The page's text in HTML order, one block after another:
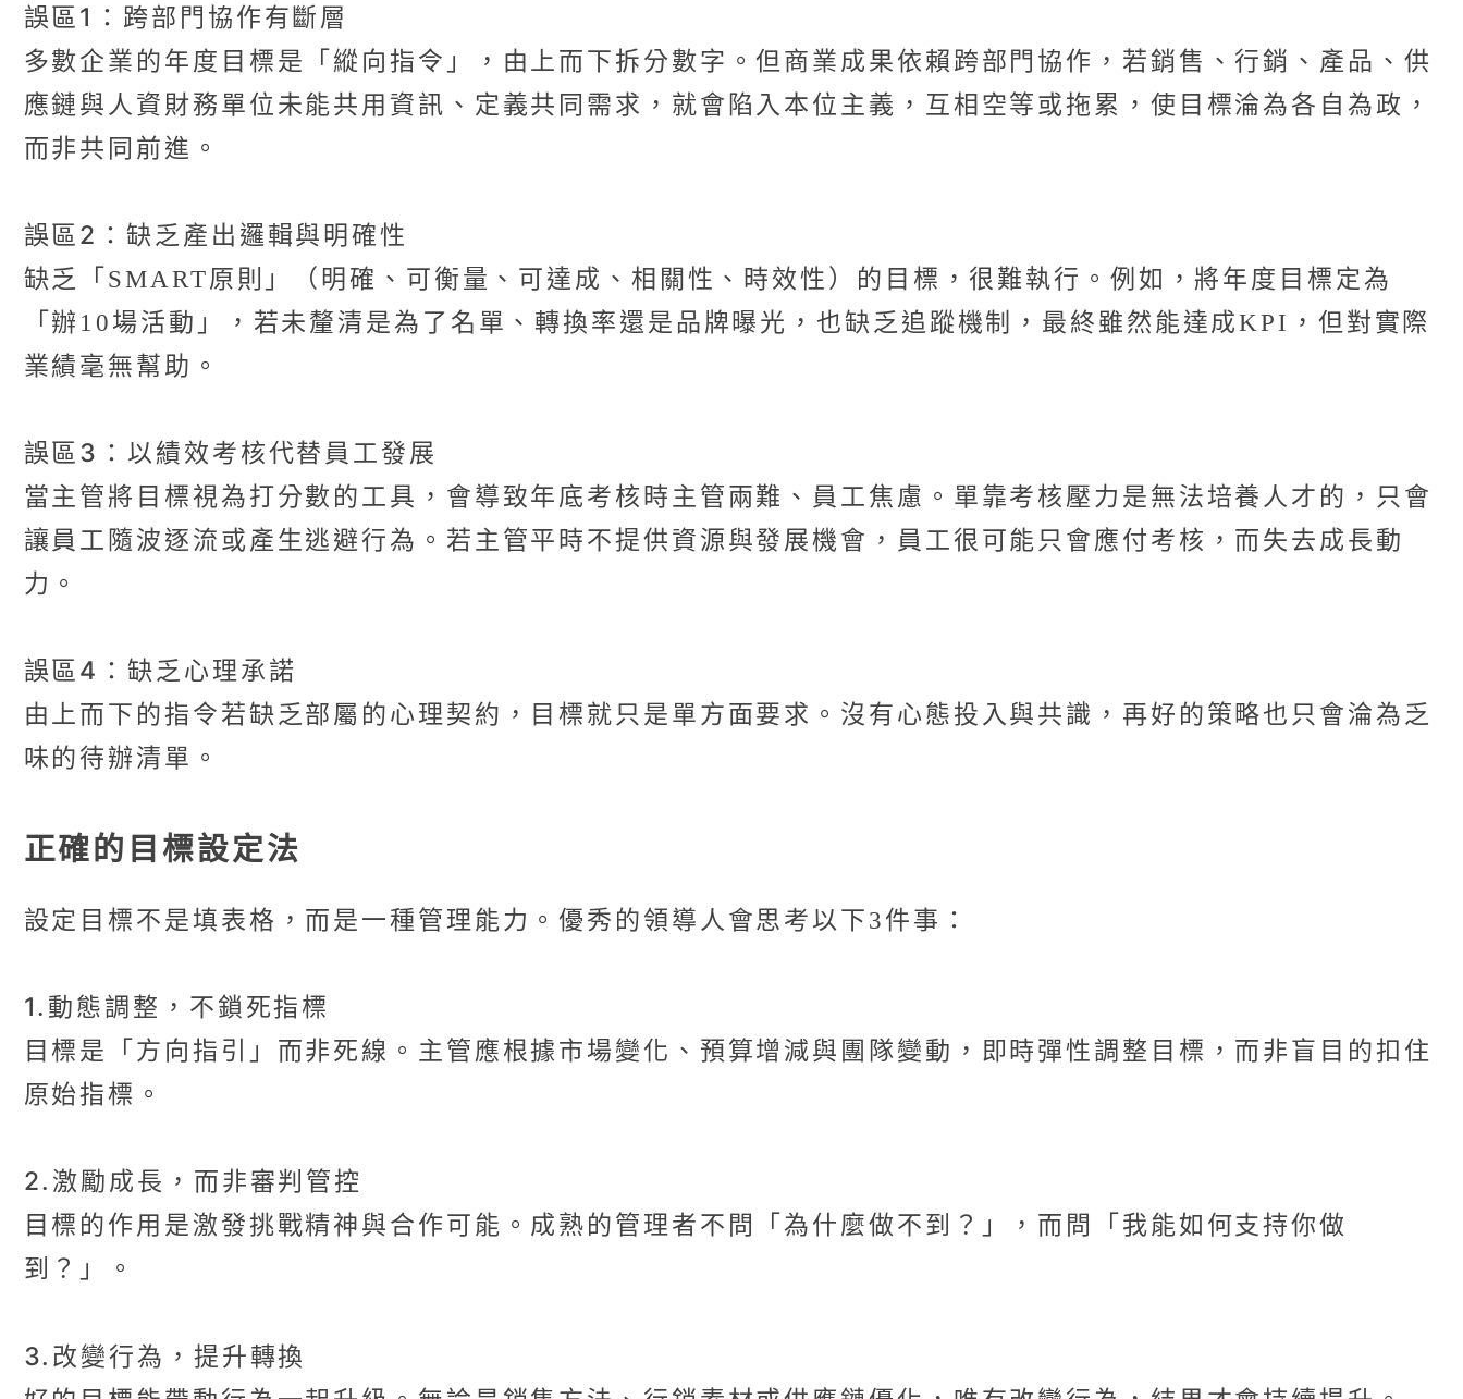
誤區1：跨部門協作有斷層
多數企業的年度目標是「縱向指令」，由上而下拆分數字。但商業成果依賴跨部門協作，若銷售、行銷、產品、供
應鏈與人資財務單位未能共用資訊、定義共同需求，就會陷入本位主義，互相空等或拖累，使目標淪為各自為政，
而非共同前進。
誤區2：缺乏產出邏輯與明確性
缺乏「SMART原則」（明確、可衡量、可達成、相關性、時效性）的目標，很難執行。例如，將年度目標定為
「辦10場活動」，若未釐清是為了名單、轉換率還是品牌曝光，也缺乏追蹤機制，最終雖然能達成KPI，但對實際
業績毫無幫助。
誤區3：以績效考核代替員工發展
當主管將目標視為打分數的工具，會導致年底考核時主管兩難、員工焦慮。單靠考核壓力是無法培養人才的，只會
讓員工隨波逐流或產生逃避行為。若主管平時不提供資源與發展機會，員工很可能只會應付考核，而失去成長動
力。
誤區4：缺乏心理承諾
由上而下的指令若缺乏部屬的心理契約，目標就只是單方面要求。沒有心態投入與共識，再好的策略也只會淪為乏
味的待辦清單。
正確的目標設定法
設定目標不是填表格，而是一種管理能力。優秀的領導人會思考以下3件事：
1.動態調整，不鎖死指標
目標是「方向指引」而非死線。主管應根據市場變化、預算增減與團隊變動，即時彈性調整目標，而非盲目的扣住
原始指標。
2.激勵成長，而非審判管控
目標的作用是激發挑戰精神與合作可能。成熟的管理者不問「為什麼做不到？」，而問「我能如何支持你做
到？」。
3.改變行為，提升轉換